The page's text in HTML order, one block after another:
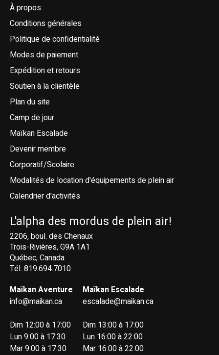
À propos
Conditions générales
Politique de confidentialité
Modes de paiement
Expédition et retours
Soutien à la clientèle
Plan du site
Camp de jour
Maïkan Escalade
Devenir membre
Corporatif/Scolaire
Modalités de location d'équipements de plein air
Calendrier d'activités
L'alpha des mordus de plein air!
2206, boul. des Chenaux
Trois-Rivières, G9A 1A1
Québec, Canada
Tél: 819.694.7010
Maïkan Aventure
info@maikan.ca
Dim 12:00 à 17:00
Lun 9:00 à 17:30
Mar 9:00 à 17:30
Maïkan Escalade
escalade@maikan.ca
Dim 13:00 à 17:00
Lun 16:00 à 22:00
Mar 16:00 à 22:00